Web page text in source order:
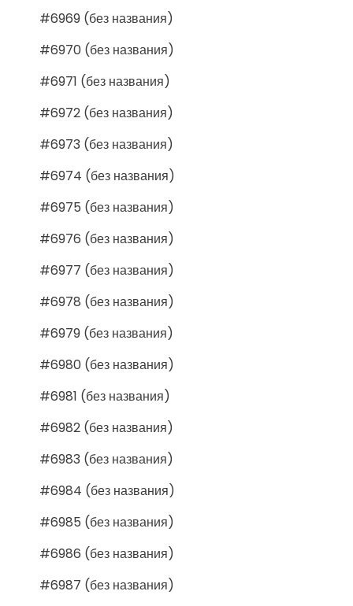
#6969 (без названия)
#6970 (без названия)
#6971 (без названия)
#6972 (без названия)
#6973 (без названия)
#6974 (без названия)
#6975 (без названия)
#6976 (без названия)
#6977 (без названия)
#6978 (без названия)
#6979 (без названия)
#6980 (без названия)
#6981 (без названия)
#6982 (без названия)
#6983 (без названия)
#6984 (без названия)
#6985 (без названия)
#6986 (без названия)
#6987 (без названия)